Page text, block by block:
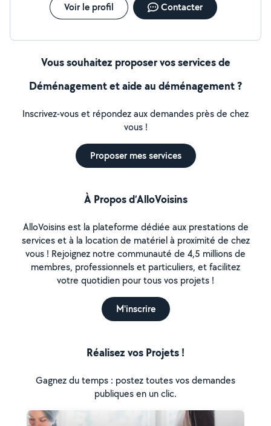
Voir le profil Contacter
Vous souhaitez proposer vos services de
Déménagement et aide au déménagement ?
Inscrivez-vous et répondez aux demandes près de chez
vous !
Proposer mes services
À Propos d’AlloVoisins
AlloVoisins est la plateforme dédiée aux prestations de
services et à la location de matériel à proximité de chez
vous ! Rejoignez notre communauté de 4,5 millions de
membres, professionnels et particuliers, et facilitez
votre quotidien pour tous vos projets !
M'inscrire
Réalisez vos Projets !
Gagnez du temps : postez toutes vos demandes
publiques en un clic.